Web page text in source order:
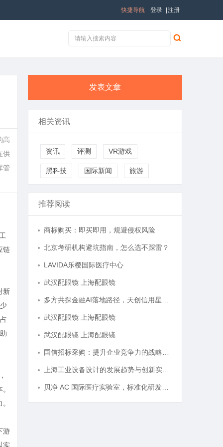
登录 注册
快捷导航
高
供
管
链
新
游
实
发表文章
相关资讯
资讯 评测 VR游戏
黑科技 国际新闻 旅游
推荐阅读
商标购买：即买即用，规避侵权风险
北京考研机构避坑指南，怎么选不踩雷？
LAVIDA乐樱国际医疗中心
武汉配眼镜 上海配眼镜
武汉配眼镜 上海配眼镜
武汉配眼镜 上海配眼镜